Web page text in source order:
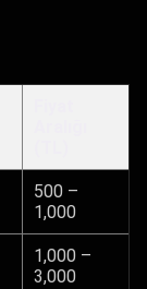
500 –
1,000
1,000 –
3,000